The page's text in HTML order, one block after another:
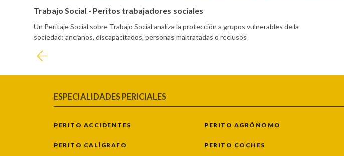
Trabajo Social - Peritos trabajadores sociales
Un Peritaje Social sobre Trabajo Social analiza la protección a grupos vulnerables de la
sociedad: ancianos, discapacitados, personas maltratadas o reclusos
ESPECIALIDADES PERICIALES
PERITO ACCIDENTES PERITO AGRÓNOMO
PERITO CALÍGRAFO PERITO COCHES